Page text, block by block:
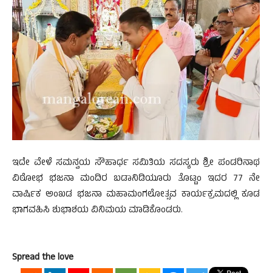
ಇದೇ ವೇಳೆ ಸಮನ್ವಯ ಸೌಹಾರ್ಧ ಸಮಿತಿಯ ಸದಸ್ಯರು ಶ್ರೀ ಪಂಡರಿನಾಥ
ವಿಠೋಭ ಭಜನಾ ಮಂದಿರ ಬಡಾನಿಡಿಯೂರು ತೊಟ್ಟಂ ಇದರ 77 ನೇ
ವಾರ್ಷಿಕ ಅಂಖಡ ಭಜನಾ ಮಹಾಮಂಗಲೋತ್ಸವ ಕಾರ್ಯಕ್ರಮದಲ್ಲಿ ಕೂಡ
ಭಾಗವಹಿಸಿ ಶುಭಾಶಯ ವಿನಿಮಯ ಮಾಡಿಕೊಂಡರು.
Spread the love